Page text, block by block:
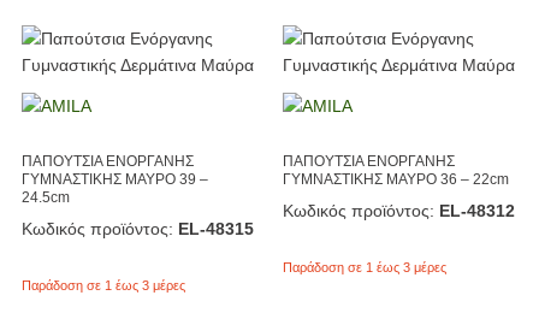
ΠΑΠΟΥΤΣΙΑ ΕΝΟΡΓΑΝΗΣ
ΓΥΜΝΑΣΤΙΚΗΣ ΜΑΥΡΟ 39 –
24.5cm
Κωδικός προϊόντος: EL-48315
Παράδοση σε 1 έως 3 μέρες
ΠΑΠΟΥΤΣΙΑ ΕΝΟΡΓΑΝΗΣ
ΓΥΜΝΑΣΤΙΚΗΣ ΜΑΥΡΟ 36 – 22cm
Κωδικός προϊόντος: EL-48312
Παράδοση σε 1 έως 3 μέρες